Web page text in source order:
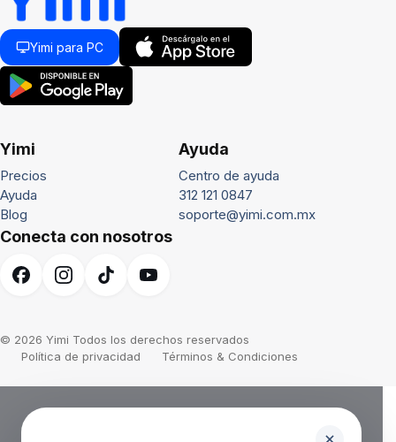
Yimi para PC
Yimi
Precios
Ayuda
Blog
Ayuda
Centro de ayuda
312 121 0847
soporte@yimi.com.mx
Conecta con nosotros
© 2026 Yimi Todos los derechos reservados
Política de privacidad
Términos & Condiciones